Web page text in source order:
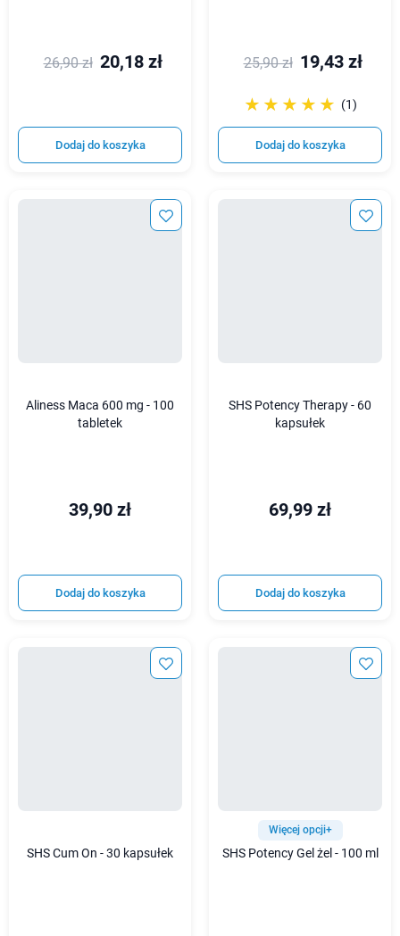
26,90 zł 20,18 zł
Dodaj do koszyka
25,90 zł 19,43 zł
☆☆☆☆☆
★★★★★ (1)
Dodaj do koszyka
Aliness Maca 600 mg - 100
tabletek
39,90 zł
Dodaj do koszyka
SHS Potency Therapy - 60
kapsułek
69,99 zł
Dodaj do koszyka
SHS Cum On - 30 kapsułek
Więcej opcji+
SHS Potency Gel żel - 100 ml